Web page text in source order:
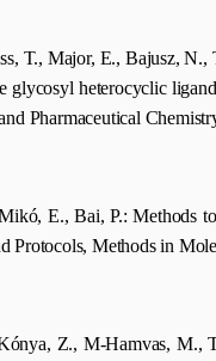
T., Major, E., Bajusz,
glycosyl heterocyclic
Pharmaceutical
E., Bai, P.: Methods
Protocols, Methods in
Z., M-Hamvas, M.,